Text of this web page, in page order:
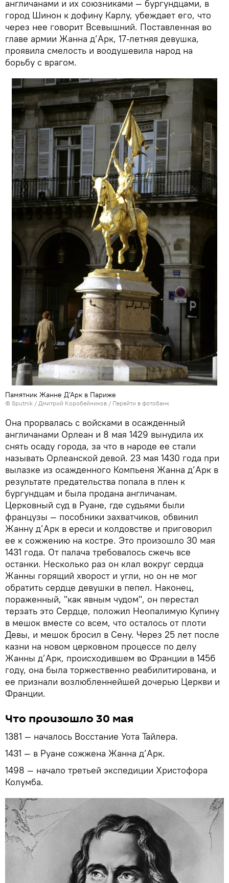
англичанами и их союзниками — бургундцами, в
город Шинон к дофину Карлу, убеждает его, что
через нее говорит Всевышний. Поставленная во
главе армии Жанна д’Арк, 17-летняя девушка,
проявила смелость и воодушевила народ на
борьбу с врагом.
Памятник Жанне Д'Арк в Париже
© Sputnik / Дмитрий Коробейников / Перейти в фотобанк
Она прорвалась с войсками в осажденный
англичанами Орлеан и 8 мая 1429 вынудила их
снять осаду города, за что в народе ее стали
называть Орлеанской девой. 23 мая 1430 года при
вылазке из осажденного Компьеня Жанна д’Арк в
результате предательства попала в плен к
бургундцам и была продана англичанам.
Церковный суд в Руане, где судьями были
французы — пособники захватчиков, обвинил
Жанну д’Арк в ереси и колдовстве и приговорил
ее к сожжению на костре. Это произошло 30 мая
1431 года. От палача требовалось сжечь все
останки. Несколько раз он клал вокруг сердца
Жанны горящий хворост и угли, но он не мог
обратить сердце девушки в пепел. Наконец,
пораженный, "как явным чудом", он перестал
терзать это Сердце, положил Неопалимую Купину
в мешок вместе со всем, что осталось от плоти
Девы, и мешок бросил в Сену. Через 25 лет после
казни на новом церковном процессе по делу
Жанны д’Арк, происходившем во Франции в 1456
году, она была торжественно реабилитирована, и
ее признали возлюбленнейшей дочерью Церкви и
Франции.
Что произошло 30 мая
1381 — началось Восстание Уота Тайлера.
1431 — в Руане сожжена Жанна д’Арк.
1498 — начало третьей экспедиции Христофора
Колумба.